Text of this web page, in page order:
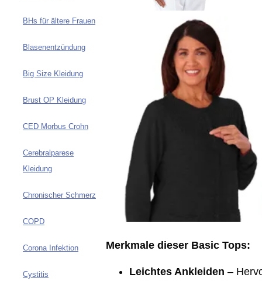
BHs für ältere Frauen
Blasenentzündung
Big Size Kleidung
Brust OP Kleidung
CED Morbus Crohn
Cerebralparese
Kleidung
Chronischer Schmerz
COPD
Corona Infektion
Cystitis
Merkmale dieser Basic Tops:
Leichtes Ankleiden –